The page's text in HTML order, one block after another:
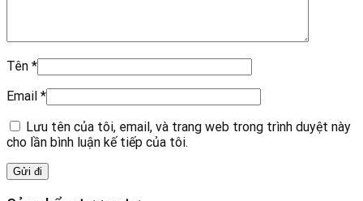
Tên *
Email *
Lưu tên của tôi, email, và trang web trong trình duyệt này
cho lần bình luận kế tiếp của tôi.